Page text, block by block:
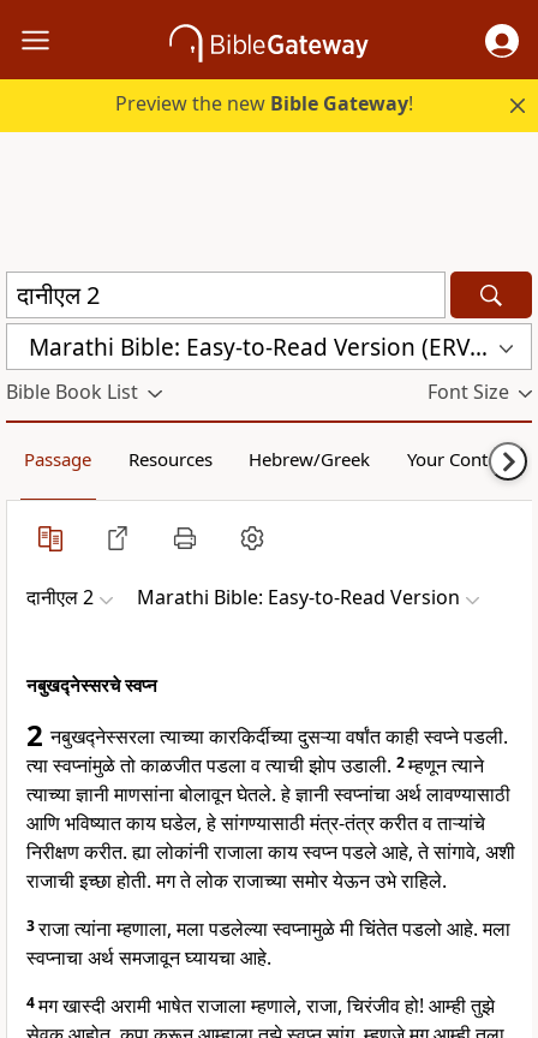
Preview the new Bible Gateway!
Marathi Bible: Easy-to-Read Version (ERV-MR)
Bible Book List Font Size
Passage Resources Hebrew/Greek Your Content
दानीएल 2 Marathi Bible: Easy-to-Read Version
नबुखद्नेस्सरचे स्वप्न
2नबुखद्नेस्सरला त्याच्या कारकिर्दीच्या दुसऱ्या वर्षांत काही स्वप्ने पडली.
त्या स्वप्नांमुळे तो काळजीत पडला व त्याची झोप उडाली. 2म्हणून त्याने
त्याच्या ज्ञानी माणसांना बोलावून घेतले. हे ज्ञानी स्वप्नांचा अर्थ लावण्यासाठी
आणि भविष्यात काय घडेल, हे सांगण्यासाठी मंत्र-तंत्र करीत व ताऱ्यांचे
निरीक्षण करीत. ह्या लोकांनी राजाला काय स्वप्न पडले आहे, ते सांगावे, अशी
राजाची इच्छा होती. मग ते लोक राजाच्या समोर येऊन उभे राहिले.
3राजा त्यांना म्हणाला, मला पडलेल्या स्वप्नामुळे मी चिंतेत पडलो आहे. मला
स्वप्नाचा अर्थ समजावून घ्यायचा आहे.
4मग खास्दी अरामी भाषेत राजाला म्हणाले, राजा, चिरंजीव हो! आम्ही तुझे